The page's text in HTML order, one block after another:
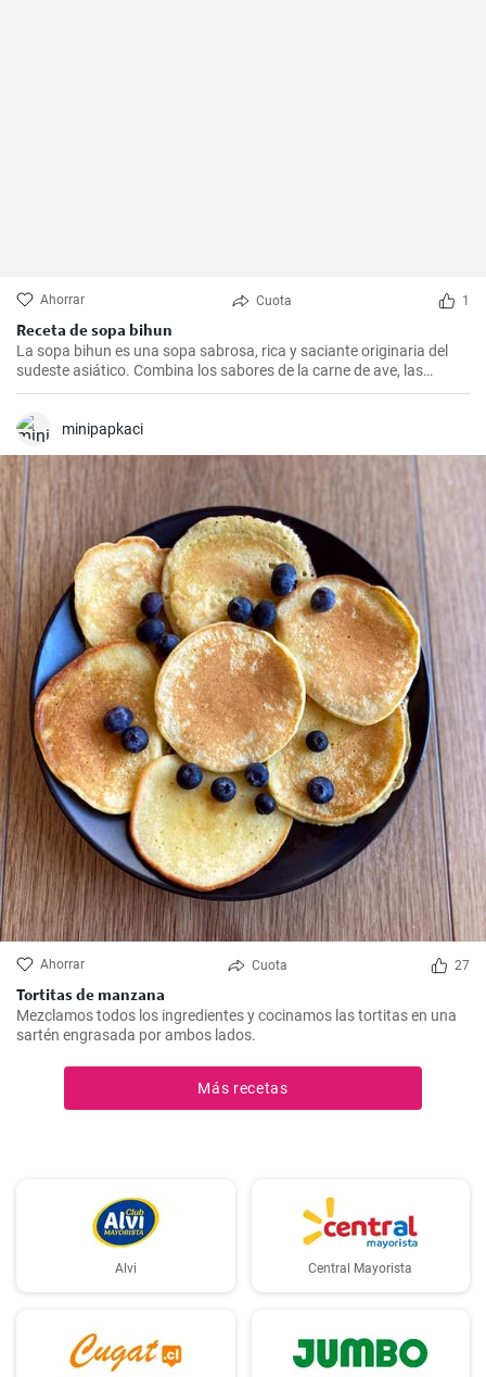
Ahorrar Cuota 1
Receta de sopa bihun
La sopa bihun es una sopa sabrosa, rica y saciante originaria del
sudeste asiático. Combina los sabores de la carne de ave, las
verduras y los fideos de arroz en una sola olla. En casa la
minipapkaci
Ahorrar Cuota 27
Tortitas de manzana
Mezclamos todos los ingredientes y cocinamos las tortitas en una
sartén engrasada por ambos lados.
Más recetas
Alvi Central Mayorista